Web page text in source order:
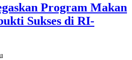
Program Makan
Sukses di RI-